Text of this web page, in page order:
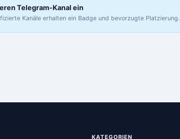
Telegram-Kanal ein
Kanäle erhalten ein Badge und bevorzugte Platzierung.
KATEGORIEN